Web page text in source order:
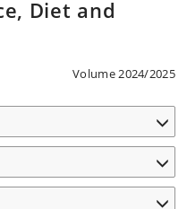
Diet and
Volume 2024/2025